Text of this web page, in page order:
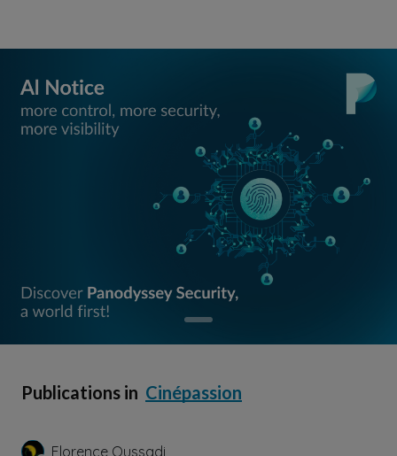
Publications in Cinépassion
Florence Oussadi